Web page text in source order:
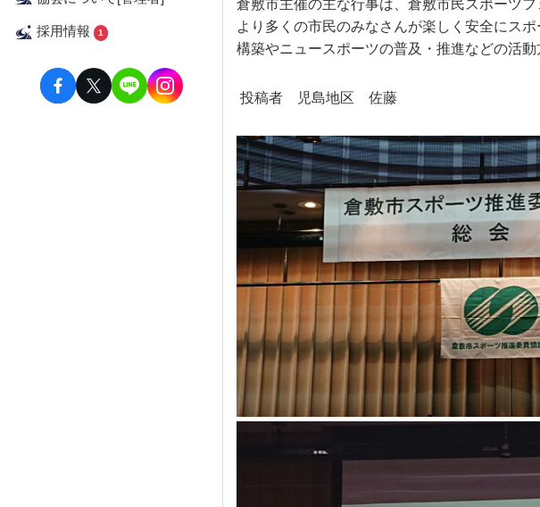
採用情報 1
倉敷市主催の主な行事は、倉敷市民スポーツ
より多くの市民のみなさんが楽しく安全にス
構築やニュースポーツの普及・推進などの活動
投稿者 児島地区 佐藤